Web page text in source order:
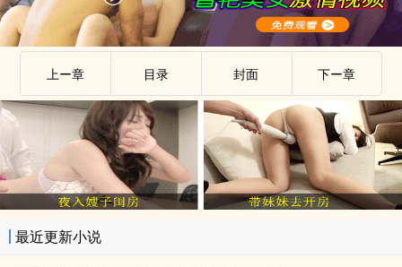
上ー章 目录 封面 下ー章
最近更新小说